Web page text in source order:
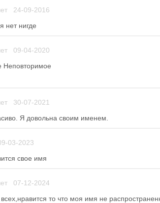
24-09-2016
нет нигде
09-04-2020
Неповторимое
30-07-2021
Я довольна своим именем.
03-2023
свое имя
07-12-2024
то что моя имя не